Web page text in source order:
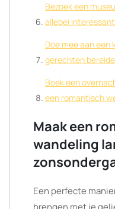
Bezoek een
allebei
Doe mee aan een
gerechten
Boek een
een romantisch
Maak een
wandeling
Een perfecte